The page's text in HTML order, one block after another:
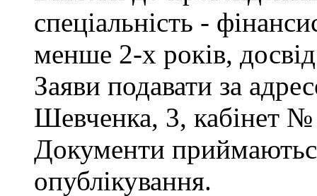
спеціальність -
менше 2-х років,
Заяви подавати за
Шевченка, 3, кабінет
Документи
опублікування.